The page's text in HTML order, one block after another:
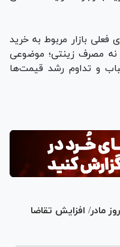
بازار مربوط به خرید
مصرف زینتی؛ موضوعی
و تداوم رشد قیمت‌ها
مادر/ افزایش تقاضا